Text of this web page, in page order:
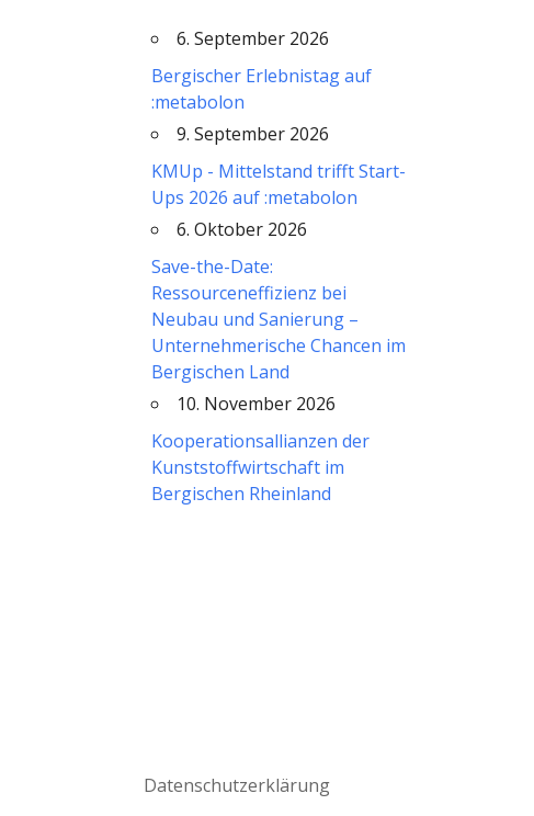
6. September 2026
Bergischer Erlebnistag auf
:metabolon
9. September 2026
KMUp - Mittelstand trifft Start-
Ups 2026 auf :metabolon
6. Oktober 2026
Save-the-Date:
Ressourceneffizienz bei
Neubau und Sanierung –
Unternehmerische Chancen im
Bergischen Land
10. November 2026
Kooperationsallianzen der
Kunststoffwirtschaft im
Bergischen Rheinland
Datenschutzerklärung